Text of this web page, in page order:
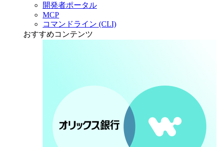
開発者ポータル
MCP
コマンドライン (CLI)
おすすめコンテンツ